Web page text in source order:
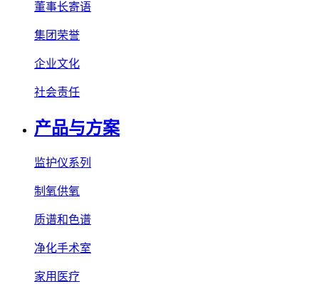
董事长寄语
集团荣誉
企业文化
社会责任
产品与方案
监护仪系列
制氧供氧
质谱和色谱
净化手术室
家用医疗